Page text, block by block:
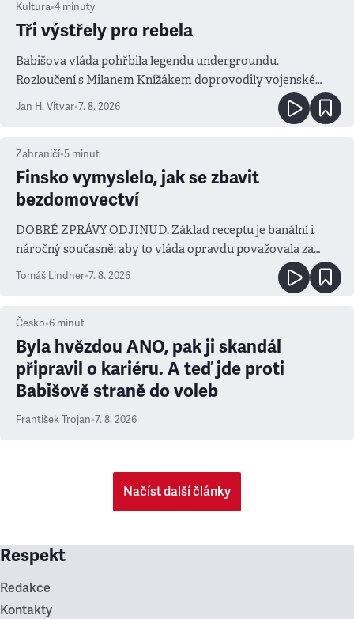
Kultura•4 minuty
Tři výstřely pro rebela
Babišova vláda pohřbila legendu undergroundu.
Rozloučení s Milanem Knížákem doprovodily vojenské
salvy i kritika pokrokářů
Jan H. Vitvar•7. 8. 2026
Zahraničí•5 minut
Finsko vymyslelo, jak se zbavit
bezdomovectví
DOBRÉ ZPRÁVY ODJINUD. Základ receptu je banální i
náročný současně: aby to vláda opravdu považovala za
prioritu
Tomáš Lindner•7. 8. 2026
Česko•6 minut
Byla hvězdou ANO, pak ji skandál
připravil o kariéru. A teď jde proti
Babišově straně do voleb
František Trojan•7. 8. 2026
Načíst další články
Respekt
Redakce
Kontakty